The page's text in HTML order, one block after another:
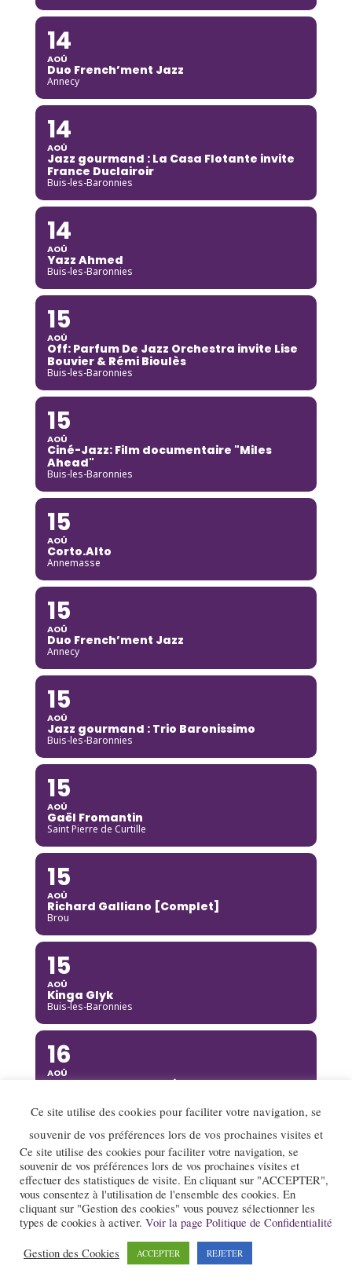
14
AOÛ
Duo French’ment Jazz
Annecy
14
AOÛ
Jazz gourmand : La Casa Flotante invite
France Duclairoir
Buis-les-Baronnies
14
AOÛ
Yazz Ahmed
Buis-les-Baronnies
15
AOÛ
Off: Parfum De Jazz Orchestra invite Lise
Bouvier & Rémi Bioulès
Buis-les-Baronnies
15
AOÛ
Ciné-Jazz: Film documentaire "Miles
Ahead"
Buis-les-Baronnies
15
AOÛ
Corto.Alto
Annemasse
15
AOÛ
Duo French’ment Jazz
Annecy
15
AOÛ
Jazz gourmand : Trio Baronissimo
Buis-les-Baronnies
15
AOÛ
Gaël Fromantin
Saint Pierre de Curtille
15
AOÛ
Richard Galliano [Complet]
Brou
15
AOÛ
Kinga Glyk
Buis-les-Baronnies
16
AOÛ
Hot Club de Boukravie
16
AOÛ
The Franc Connection Quintet
Saint-Pierre-sur-Doux
17
AOÛ
Jazz au village : Lady Scott Quartet
Ce site utilise des cookies pour faciliter votre navigation, se
souvenir de vos préférences lors de vos prochaines visites et
Ce site utilise des cookies pour faciliter votre navigation, se
souvenir de vos préférences lors de vos prochaines visites et
effectuer des statistiques de visite. En cliquant sur "ACCEPTER",
vous consentez à l'utilisation de l'ensemble des cookies. En
cliquant sur "Gestion des cookies" vous pouvez sélectionner les
types de cookies à activer. Voir la page Politique de Confidentialité
Gestion des Cookies ACCEPTER REJETER